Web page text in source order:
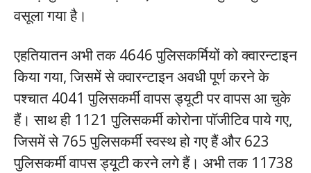
वसूला गया है।
एहतियातन अभी तक 4646 पुलिसकर्मियों को क्वारन्टाइन
किया गया, जिसमें से क्वारन्टाइन अवधी पूर्ण करने के
पश्चात 4041 पुलिसकर्मी वापस ड्यूटी पर वापस आ चुके
हैं। साथ ही 1121 पुलिसकर्मी कोरोना पाॅजीटिव पाये गए,
जिसमें से 765 पुलिसकर्मी स्वस्थ हो गए हैं और 623
पुलिसकर्मी वापस ड्यूटी करने लगे हैं। अभी तक 11738